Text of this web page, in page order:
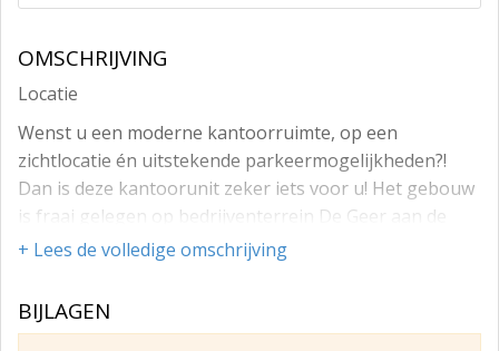
OMSCHRIJVING
Locatie
Wenst u een moderne kantoorruimte, op een
zichtlocatie én uitstekende parkeermogelijkheden?!
Dan is deze kantoorunit zeker iets voor u! Het gebouw
is fraai gelegen op bedrijventerrein De Geer aan de
noordoost zijde van Oss, pal aan de Weg van de
Hertogenbosch) en de A50 (Nijmegen-Oss-Eindhoven).
De locatie is als zodanig uitstekend te bereiken.
+ Lees de volledige omschrijving
BIJLAGEN